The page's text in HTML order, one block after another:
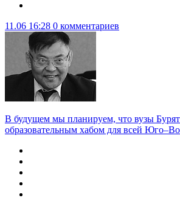
11.06 16:28 0 комментариев
В будущем мы планируем, что вузы
образовательным хабом для всей